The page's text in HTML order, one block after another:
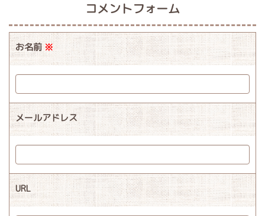
コメントフォーム
お名前※
メールアドレス
URL